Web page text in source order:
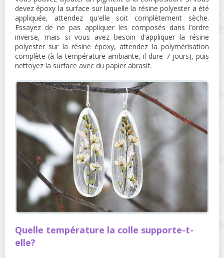
devez époxy la surface sur laquelle la résine polyester a été
appliquée, attendez qu'elle soit complètement sèche.
Essayez de ne pas appliquer les composés dans l’ordre
inverse, mais si vous avez besoin d’appliquer la résine
polyester sur la résine époxy, attendez la polymérisation
complète (à la température ambiante, il dure 7 jours), puis
nettoyez la surface avec du papier abrasif.
Quelle température la colle supporte-t-
elle?